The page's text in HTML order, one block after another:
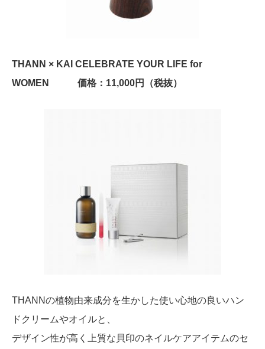
THANN × KAI CELEBRATE YOUR LIFE for
WOMEN 価格：11,000円（税抜）
THANNの植物由来成分を生かした使い心地の良いハン
ドクリームやオイルと、
デザイン性が高く上質な貝印のネイルケアアイテムのセ